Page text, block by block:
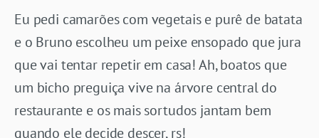
Eu pedi camarões com vegetais e purê de batata
e o Bruno escolheu um peixe ensopado que jura
que vai tentar repetir em casa! Ah, boatos que
um bicho preguiça vive na árvore central do
restaurante e os mais sortudos jantam bem
quando ele decide descer, rs!